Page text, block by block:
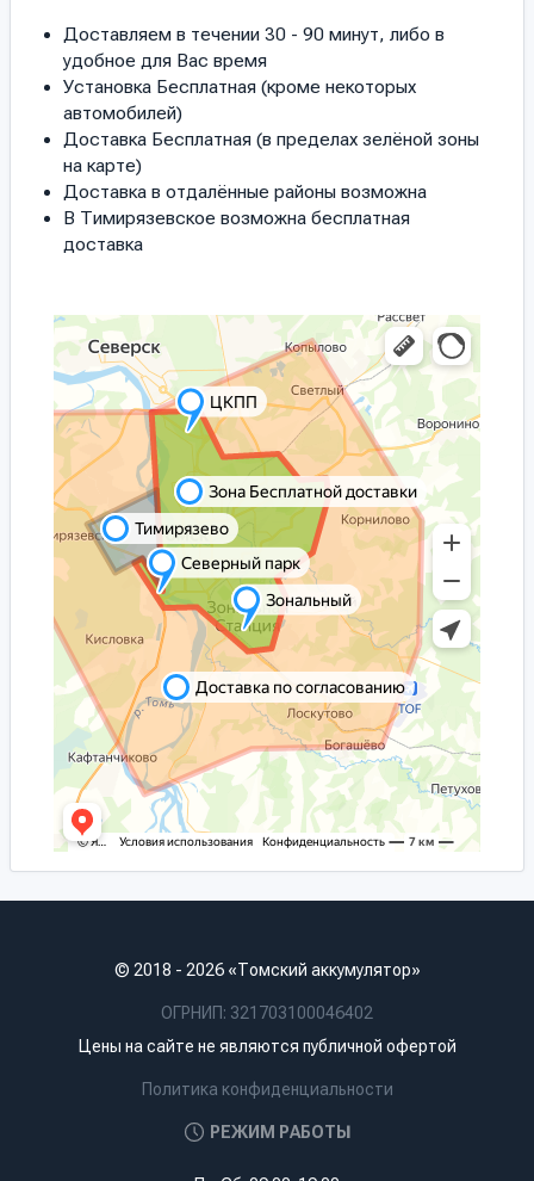
Доставляем в течении 30 - 90 минут, либо в
удобное для Вас время
Установка Бесплатная (кроме некоторых
автомобилей)
Доставка Бесплатная (в пределах зелёной зоны
на карте)
Доставка в отдалённые районы возможна
В Тимирязевское возможна бесплатная
доставка
© 2018 - 2026 «Томский аккумулятор»
ОГРНИП: 321703100046402
Цены на сайте не являются публичной офертой
Политика конфиденциальности
РЕЖИМ РАБОТЫ